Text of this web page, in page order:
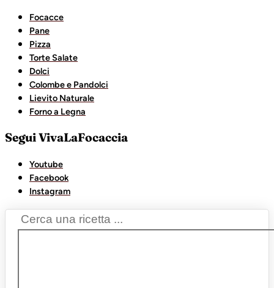
Focacce
Pane
Pizza
Torte Salate
Dolci
Colombe e Pandolci
Lievito Naturale
Forno a Legna
Segui VivaLaFocaccia
Youtube
Facebook
Instagram
Search
...